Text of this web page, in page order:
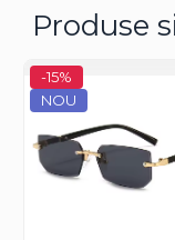
împletit cu lanț
stil.
Produse
-15%
NOU